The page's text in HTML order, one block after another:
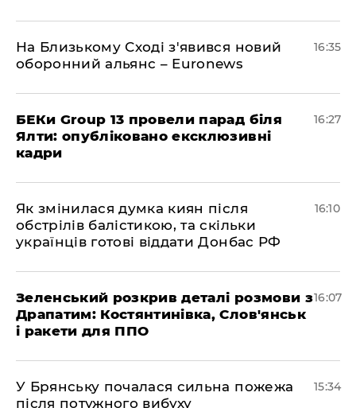
На Близькому Сході з'явився новий
оборонний альянс – Euronews
16:35
БЕКи Group 13 провели парад біля
Ялти: опубліковано ексклюзивні
кадри
16:27
Як змінилася думка киян після
обстрілів балістикою, та скільки
українців готові віддати Донбас РФ
16:10
Зеленський розкрив деталі розмови з
Драпатим: Костянтинівка, Слов'янськ
і ракети для ППО
16:07
У Брянську почалася сильна пожежа
після потужного вибуху
15:34